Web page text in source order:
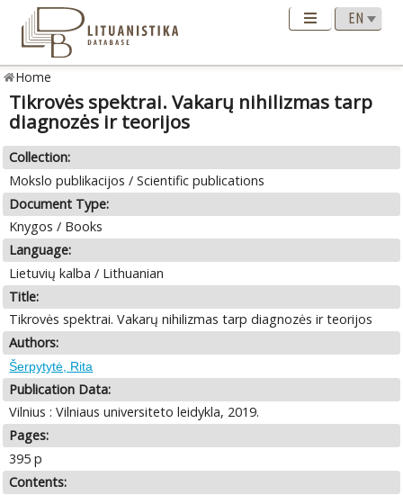
Home
Tikrovės spektrai. Vakarų nihilizmas tarp
diagnozės ir teorijos
Collection:
Mokslo publikacijos / Scientific publications
Document Type:
Knygos / Books
Language:
Lietuvių kalba / Lithuanian
Title:
Tikrovės spektrai. Vakarų nihilizmas tarp diagnozės ir teorijos
Authors:
Šerpytytė, Rita
Publication Data:
Vilnius : Vilniaus universiteto leidykla, 2019.
Pages:
395 p
Contents: